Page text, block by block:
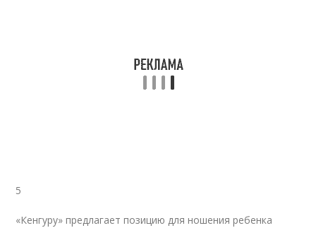
5
«Кенгуру» предлагает позицию для ношения ребенка